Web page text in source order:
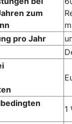
zum
pro Jahr
1